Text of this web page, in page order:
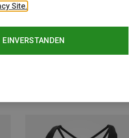
Site.
EINVERSTANDEN